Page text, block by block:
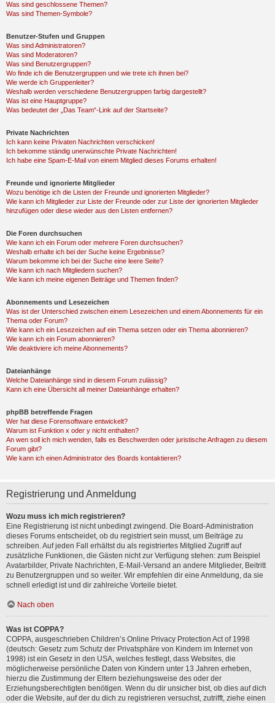
Was sind geschlossene Themen?
Was sind Themen-Symbole?
Benutzer-Stufen und Gruppen
Was sind Administratoren?
Was sind Moderatoren?
Was sind Benutzergruppen?
Wo finde ich die Benutzergruppen und wie trete ich ihnen bei?
Wie werde ich Gruppenleiter?
Weshalb werden verschiedene Benutzergruppen farbig dargestellt?
Was ist eine Hauptgruppe?
Was bedeutet der „Das Team“-Link auf der Startseite?
Private Nachrichten
Ich kann keine Privaten Nachrichten verschicken!
Ich bekomme ständig unerwünschte Private Nachrichten!
Ich habe eine Spam-E-Mail von einem Mitglied dieses Forums erhalten!
Freunde und ignorierte Mitglieder
Wozu benötige ich die Listen der Freunde und ignorierten Mitglieder?
Wie kann ich Mitglieder zur Liste der Freunde oder zur Liste der ignorierten Mitglieder
hinzufügen oder diese wieder aus den Listen entfernen?
Die Foren durchsuchen
Wie kann ich ein Forum oder mehrere Foren durchsuchen?
Weshalb erhalte ich bei der Suche keine Ergebnisse?
Warum bekomme ich bei der Suche eine leere Seite?
Wie kann ich nach Mitgliedern suchen?
Wie kann ich meine eigenen Beiträge und Themen finden?
Abonnements und Lesezeichen
Was ist der Unterschied zwischen einem Lesezeichen und einem Abonnements für ein
Thema oder Forum?
Wie kann ich ein Lesezeichen auf ein Thema setzen oder ein Thema abonnieren?
Wie kann ich ein Forum abonnieren?
Wie deaktiviere ich meine Abonnements?
Dateianhänge
Welche Dateianhänge sind in diesem Forum zulässig?
Kann ich eine Übersicht all meiner Dateianhänge erhalten?
phpBB betreffende Fragen
Wer hat diese Forensoftware entwickelt?
Warum ist Funktion x oder y nicht enthalten?
An wen soll ich mich wenden, falls es Beschwerden oder juristische Anfragen zu diesem
Forum gibt?
Wie kann ich einen Administrator des Boards kontaktieren?
Registrierung und Anmeldung
Wozu muss ich mich registrieren?
Eine Registrierung ist nicht unbedingt zwingend. Die Board-Administration
dieses Forums entscheidet, ob du registriert sein musst, um Beiträge zu
schreiben. Auf jeden Fall erhältst du als registriertes Mitglied Zugriff auf
zusätzliche Funktionen, die Gästen nicht zur Verfügung stehen: zum Beispiel
Avatarbilder, Private Nachrichten, E-Mail-Versand an andere Mitglieder, Beitritt
zu Benutzergruppen und so weiter. Wir empfehlen dir eine Anmeldung, da sie
schnell erledigt ist und dir zahlreiche Vorteile bietet.
Nach oben
Was ist COPPA?
COPPA, ausgeschrieben Children’s Online Privacy Protection Act of 1998
(deutsch: Gesetz zum Schutz der Privatsphäre von Kindern im Internet von
1998) ist ein Gesetz in den USA, welches festlegt, dass Websites, die
möglicherweise persönliche Daten von Kindern unter 13 Jahren erheben,
hierzu die Zustimmung der Eltern beziehungsweise des oder der
Erziehungsberechtigten benötigen. Wenn du dir unsicher bist, ob dies auf dich
oder die Website, auf der du dich zu registrieren versuchst, zutrifft, ziehe einen